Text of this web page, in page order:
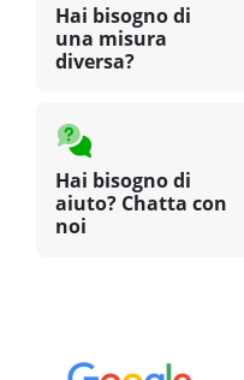
Hai bisogno di
una misura
diversa?
Hai bisogno di
aiuto? Chatta con
noi